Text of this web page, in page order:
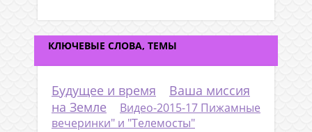
КЛЮЧЕВЫЕ СЛОВА, ТЕМЫ
Будущее и время
Ваша миссия
на Земле
Видео-2015-17 Пижамные
вечеринки" и "Телемосты"